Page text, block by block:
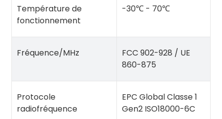
Température de
fonctionnement
-30℃ - 70℃
Fréquence/MHz
FCC 902-928 / UE
860-875
Protocole
radiofréquence
EPC Global Classe 1
Gen2 ISO18000-6C